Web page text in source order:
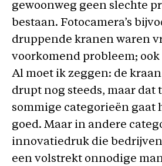
gewoonweg geen slechte
bestaan. Fotocamera’s
druppende kranen waren
voorkomend probleem; ook
Al moet ik zeggen: de
drupt nog steeds, maar dat
sommige categorieën gaat
goed. Maar in andere
innovatiedruk die
een volstrekt onnodige